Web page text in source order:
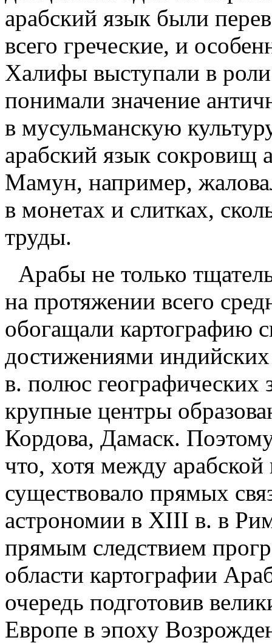
арабский язык были
всего греческие, и
Халифы выступали в
понимали значение
в мусульманскую
арабский язык сокровищ
Мамун, например,
в монетах и слитках,
труды.
Арабы не только
на протяжении всего
обогащали картографию
достижениями
в. полюс географических
крупные центры
Кордова, Дамаск.
что, хотя между
существовало прямых
астрономии в XIII в. в
прямым следствием
области картографии
очередь подготовив
Европе в эпоху